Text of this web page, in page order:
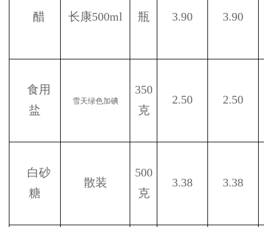
醋 长康500ml 瓶 3.90 3.90
食用
盐
雪天绿色加碘
350
克
2.50 2.50
白砂
糖
散装
500
克
3.38 3.38